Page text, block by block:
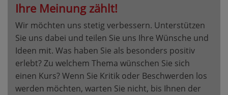
Ihre Meinung zählt!
Wir möchten uns stetig verbessern. Unterstützen
Sie uns dabei und teilen Sie uns Ihre Wünsche und
Ideen mit. Was haben Sie als besonders positiv
erlebt? Zu welchem Thema wünschen Sie sich
einen Kurs? Wenn Sie Kritik oder Beschwerden los
werden möchten, warten Sie nicht, bis Ihnen der